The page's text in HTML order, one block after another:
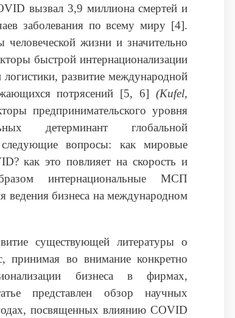
вызвал 3,9 миллиона смертей и
заболевания по всему миру [4].
жизни и значительно
быстрой интернационализации
развитие международной
потрясений [5, 6] (Kufel,
предпринимательского уровня
детерминант глобальной
следующие вопросы: как мировые
как это повлияет на скорость и
интернациональные МСП
ведения бизнеса на международном
существующей литературы о
принимая во внимание конкретно
бизнеса в фирмах,
представлен обзор научных
посвященных влиянию COVID